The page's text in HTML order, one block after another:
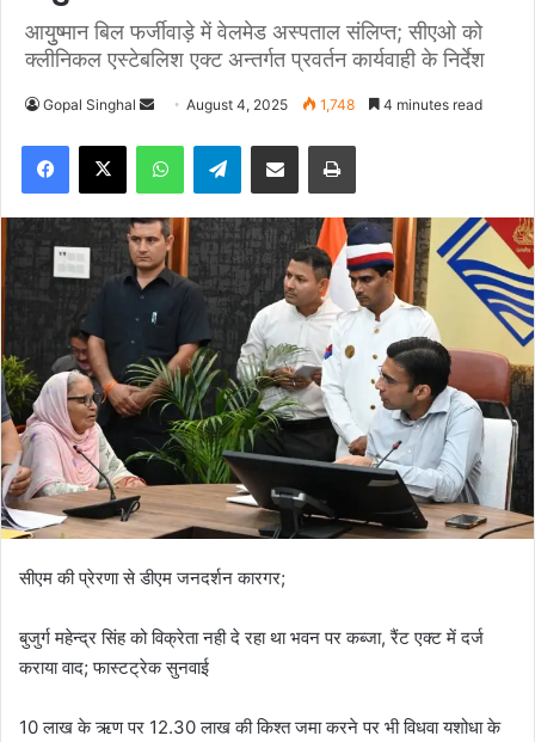
आयुुष्मान बिल फर्जीवाड़े में वेलमेड अस्पताल संलिप्त; सीएओ को
क्लीनिकल एस्टेबलिश एक्ट अन्तर्गत प्रवर्तन कार्यवाही के निर्देश
Gopal Singhal
n
d
a
n
e
i
l
August 4, 2025 1,748 4 minutes read
Telegram
सीएम की प्रेरणा से डीएम जनदर्शन कारगर;
बुजुर्ग महेन्द्र सिंह को विक्रेता नही दे रहा था भवन पर कब्जा, रैंट एक्ट में दर्ज
कराया वाद; फास्टट्रेक सुनवाई
10 लाख के ऋण पर 12.30 लाख की किश्त जमा करने पर भी विधवा यशोधा के